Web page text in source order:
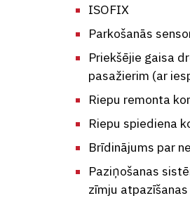
ISOFIX
Parkošanās
Priekšējie gaisa
pasažierim (ar
Riepu remonta
Riepu spiediena
Brīdinājums par
Paziņošanas
zīmju